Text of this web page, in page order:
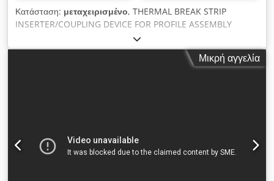
Κατάσταση: μεταχειρισμένο, THERMAL BREAK STRIP
INSERTER/COUPLING DEVICE FOR PROFILE ASSEMBLY
Machine designed for inserting plastic thermal break
strips into the slots of aluminium profiles. The feed system
uses four motorised rollers to prevent strip jamming
pressure: 7 bar Strip feed speed: 100 m/min Strip guide
stroke: transverse 7 – 256 mm, vertical 0.5 – 140 mm
Μικρή αγγελία